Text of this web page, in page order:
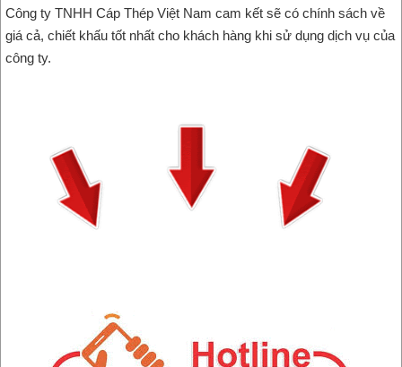
Công ty TNHH Cáp Thép Việt Nam cam kết sẽ có chính sách về
giá cả, chiết khấu tốt nhất cho khách hàng khi sử dụng dịch vụ của
công ty.